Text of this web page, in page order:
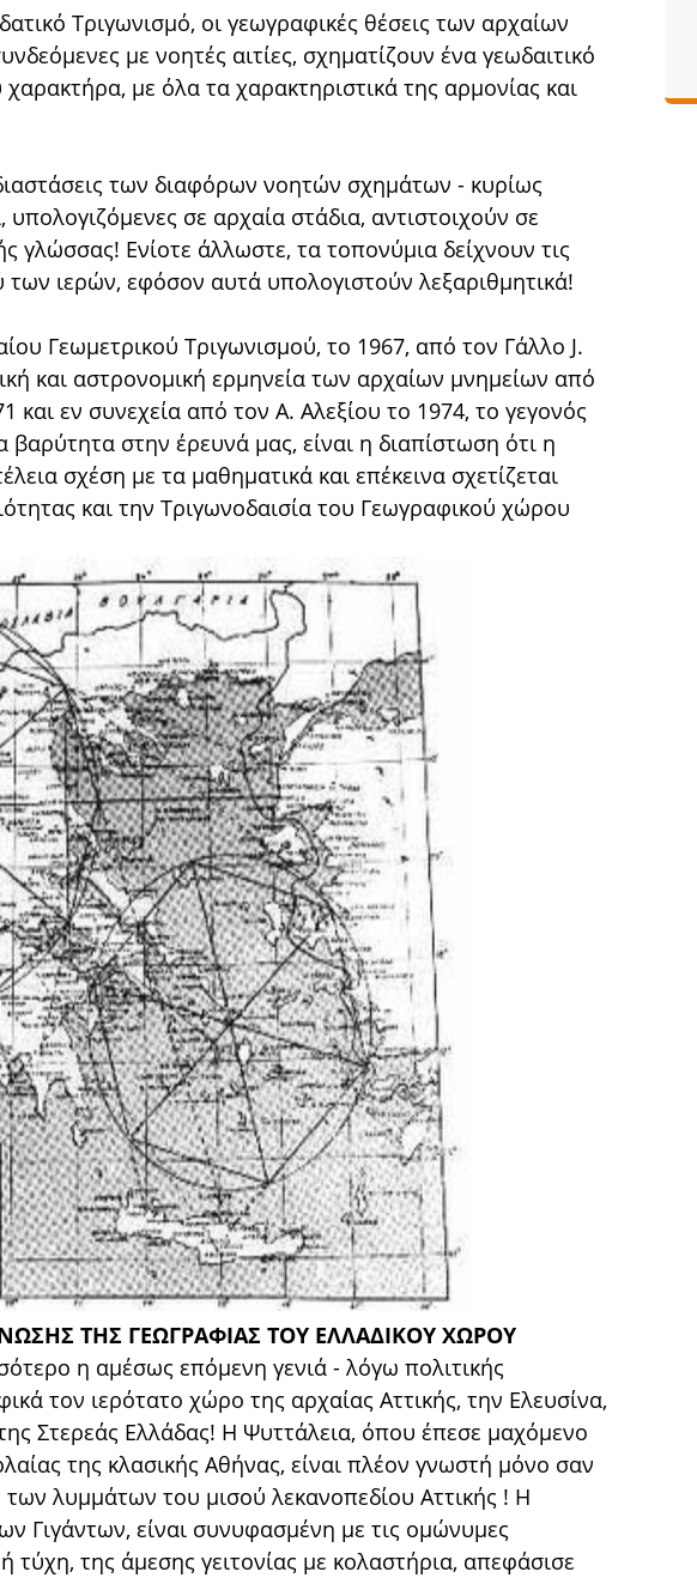
Τριγωνισμό, οι γεωγραφικές θέσεις των αρχαίων
με νοητές αιτίες, σχηματίζουν ένα γεωδαιτικό
χαρακτήρα, με όλα τα χαρακτηριστικά της αρμονίας και
των διαφόρων νοητών σχημάτων - κυρίως
σε αρχαία στάδια, αντιστοιχούν σε
γλώσσας! Ενίοτε άλλωστε, τα τοπονύμια δείχνουν τις
των ιερών, εφόσον αυτά υπολογιστούν λεξαριθμητικά!
Γεωμετρικού Τριγωνισμού, το 1967, από τον Γάλλο J.
και αστρονομική ερμηνεία των αρχαίων μνημείων από
και εν συνεχεία από τον Α. Αλεξίου το 1974, το γεγονός
βαρύτητα στην έρευνά μας, είναι η διαπίστωση ότι η
σχέση με τα μαθηματικά και επέκεινα σχετίζεται
και την Τριγωνοδαισία του Γεωγραφικού χώρου
ΤΗΣ ΓΕΩΓΡΑΦΙΑΣ ΤΟΥ ΕΛΛΑΔΙΚΟΥ ΧΩΡΟΥ
η αμέσως επόμενη γενιά - λόγω πολιτικής
τον ιερότατο χώρο της αρχαίας Αττικής, την Ελευσίνα,
Στερεάς Ελλάδας! Η Ψυττάλεια, όπου έπεσε μαχόμενο
της κλασικής Αθήνας, είναι πλέον γνωστή μόνο σαν
λυμμάτων του μισού λεκανοπεδίου Αττικής ! Η
Γιγάντων, είναι συνυφασμένη με τις ομώνυμες
τύχη, της άμεσης γειτονίας με κολαστήρια, απεφάσισε